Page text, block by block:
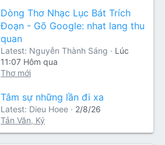
Dòng Thơ Nhạc Lục Bát Trích
Đoạn - Gõ Google: nhat lang thu
quan
Latest: Nguyễn Thành Sáng
Lúc
11:07 Hôm qua
Thơ mới
Tâm sự những lần đi xa
Latest: Dieu Hoee
2/8/26
Tản Văn, Ký